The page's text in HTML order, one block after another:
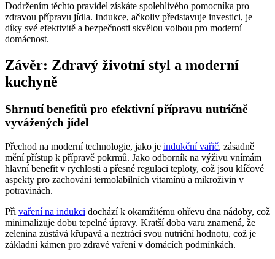
Dodržením těchto pravidel získáte spolehlivého pomocníka pro
zdravou přípravu jídla. Indukce, ačkoliv představuje investici, je
díky své efektivitě a bezpečnosti skvělou volbou pro moderní
domácnost.
Závěr: Zdravý životní styl a moderní
kuchyně
Shrnutí benefitů pro efektivní přípravu nutričně
vyvážených jídel
Přechod na moderní technologie, jako je indukční vařič, zásadně
mění přístup k přípravě pokrmů. Jako odborník na výživu vnímám
hlavní benefit v rychlosti a přesné regulaci teploty, což jsou klíčové
aspekty pro zachování termolabilních vitamínů a mikroživin v
potravinách.
Při vaření na indukci dochází k okamžitému ohřevu dna nádoby, což
minimalizuje dobu tepelné úpravy. Kratší doba varu znamená, že
zelenina zůstává křupavá a neztrácí svou nutriční hodnotu, což je
základní kámen pro zdravé vaření v domácích podmínkách.